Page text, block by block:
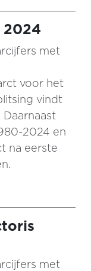
2024
met
voor het
vindt
2024 en
na eerste
met